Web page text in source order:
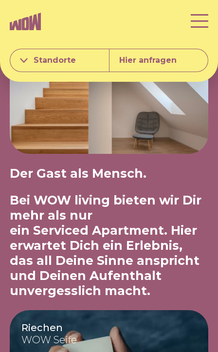
Standorte Hier anfragen
Der Gast als Mensch.
Bei WOW living bieten wir Dir
mehr als nur
ein Serviced Apartment. Hier
erwartet Dich ein Erlebnis,
das all Deine Sinne anspricht
und Deinen Aufenthalt
unvergesslich macht.
Riechen
WOW Seife